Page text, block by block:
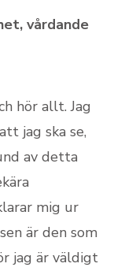
vårdande
hör allt. Jag
jag ska se,
av detta
mig ur
är den som
jag är väldigt